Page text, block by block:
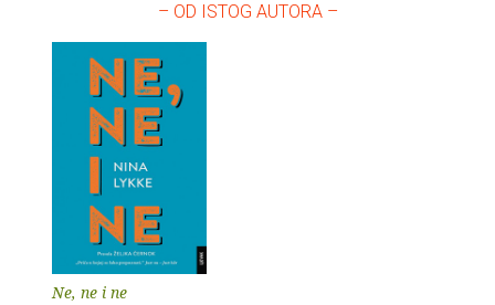
– OD ISTOG AUTORA –
Ne, ne i ne